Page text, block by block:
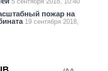
пожар на
19 сентября 2018,